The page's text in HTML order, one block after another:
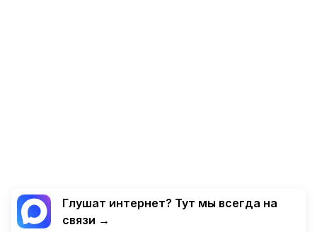
Глушат интернет? Тут мы всегда на
связи →